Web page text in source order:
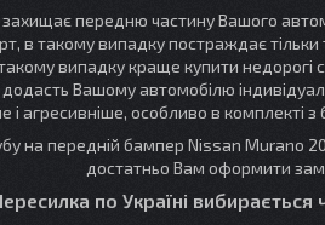
передню частину Вашого
в такому випадку постраждає
випадку краще купити недорогі
додасть Вашомуавтомобілю
і агресивніше, особливо в комплекті
на передній бампер Nissan Murano
достатньо Вам оформити
по Україні